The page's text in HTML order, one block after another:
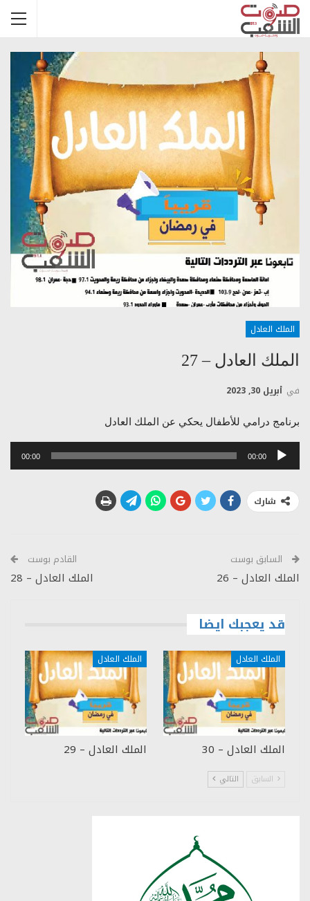
الملك العادل
الملك العادل – 27
في أبريل 30, 2023
برنامج درامي للأطفال يحكي عن الملك العادل
مشغل
00:00
00:00
شارك
السابق بوست
الملك العادل – 26
القادم بوست
الملك العادل – 28
قد يعجبك ايضا
الملك العادل
الملك العادل – 30
الملك العادل
الملك العادل – 29
السابق التالي